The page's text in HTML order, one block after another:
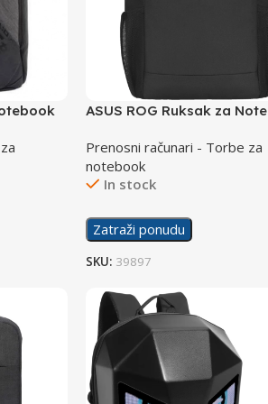
ASUS ROG Ruksak za
Prenosni računari - Torbe za
notebook
In stock
Zatraži ponudu
SKU: 39897